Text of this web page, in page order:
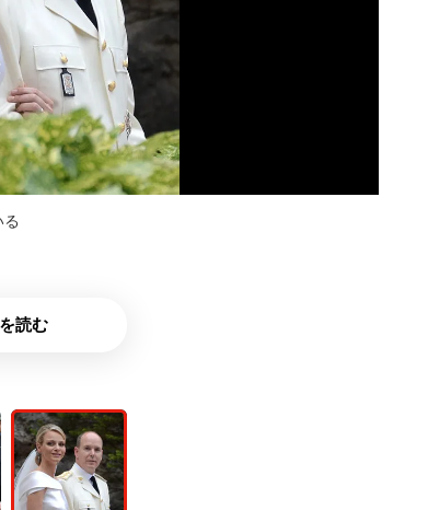
読む